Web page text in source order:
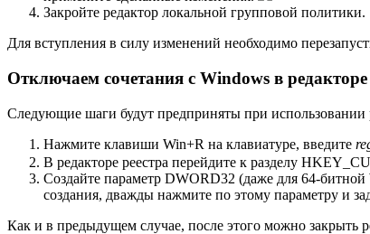
Закройте редактор локальной групповой политики.
Для вступления в силу изменений необходимо
Отключаем сочетания с Windows в редакторе
Следующие шаги будут предприняты при использовании
Нажмите клавиши Win+R на клавиатуре, введите
В редакторе реестра перейдите к разделу
Создайте параметр DWORD32 (даже для 64-
создания, дважды нажмите по этому параметру и
Как и в предыдущем случае, после этого можно закрыть